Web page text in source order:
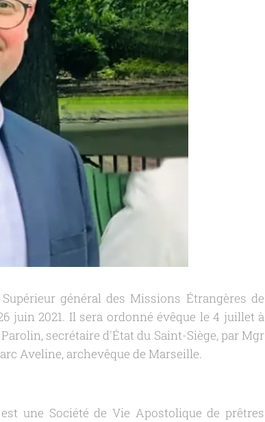
général des Missions Étrangères de
juin 2021. Il sera ordonné évêque le 4 juillet à
secrétaire d'État du Saint-Siège, par Mgr
Aveline, archevêque de Marseille.
une Société de Vie Apostolique de prêtres